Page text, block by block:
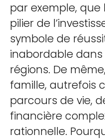
par exemple, que
pilier de
symbole de
inabordable
régions. De
famille, autrefois
parcours de vie,
financière
rationnelle.